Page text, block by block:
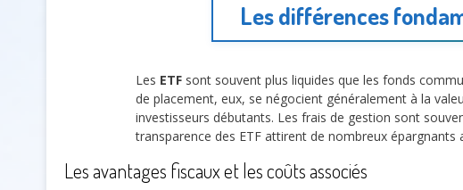
Les différences
Les ETF sont souvent plus liquides que les fonds
de placement, eux, se négocient généralement à la
investisseurs débutants. Les frais de gestion sont
transparence des ETF attirent de nombreux épargnants
Les avantages fiscaux et les coûts associés